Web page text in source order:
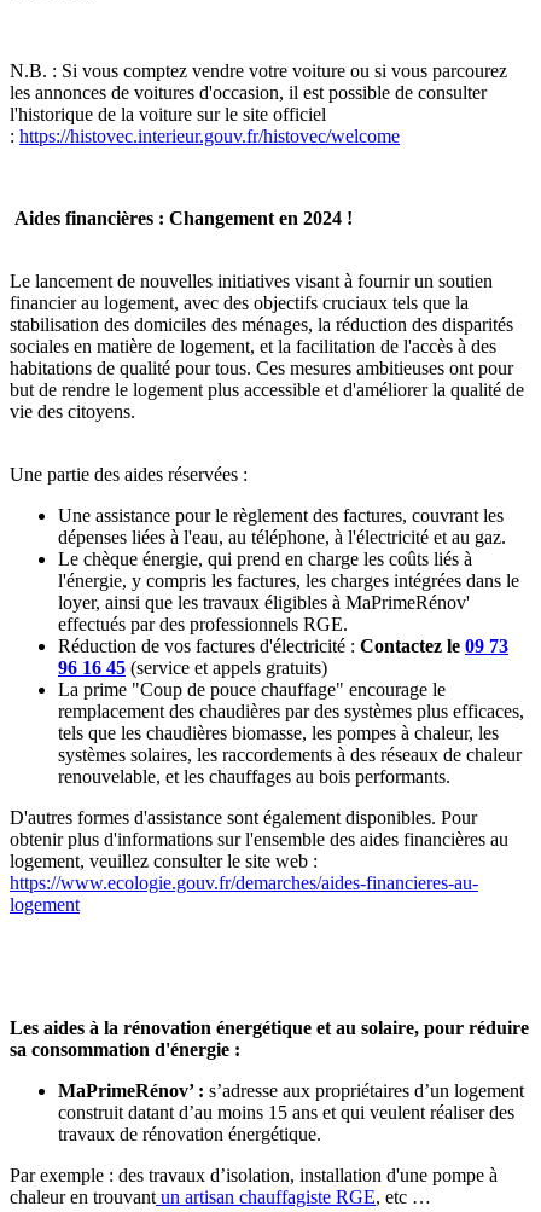
N.B. : Si vous comptez vendre votre voiture ou si vous parcourez
les annonces de voitures d'occasion, il est possible de consulter
l'historique de la voiture sur le site officiel
: https://histovec.interieur.gouv.fr/histovec/welcome
Aides financières : Changement en 2024 !
Le lancement de nouvelles initiatives visant à fournir un soutien
financier au logement, avec des objectifs cruciaux tels que la
stabilisation des domiciles des ménages, la réduction des disparités
sociales en matière de logement, et la facilitation de l'accès à des
habitations de qualité pour tous. Ces mesures ambitieuses ont pour
but de rendre le logement plus accessible et d'améliorer la qualité de
vie des citoyens.
Une partie des aides réservées :
Une assistance pour le règlement des factures, couvrant les
dépenses liées à l'eau, au téléphone, à l'électricité et au gaz.
Le chèque énergie, qui prend en charge les coûts liés à
l'énergie, y compris les factures, les charges intégrées dans le
loyer, ainsi que les travaux éligibles à MaPrimeRénov'
effectués par des professionnels RGE.
Réduction de vos factures d'électricité : Contactez le 09 73
96 16 45 (service et appels gratuits)
La prime "Coup de pouce chauffage" encourage le
remplacement des chaudières par des systèmes plus efficaces,
tels que les chaudières biomasse, les pompes à chaleur, les
systèmes solaires, les raccordements à des réseaux de chaleur
renouvelable, et les chauffages au bois performants.
D'autres formes d'assistance sont également disponibles. Pour
obtenir plus d'informations sur l'ensemble des aides financières au
logement, veuillez consulter le site web :
https://www.ecologie.gouv.fr/demarches/aides-financieres-au-
logement
Les aides à la rénovation énergétique et au solaire, pour réduire
sa consommation d'énergie :
MaPrimeRénov’ : s’adresse aux propriétaires d’un logement
construit datant d’au moins 15 ans et qui veulent réaliser des
travaux de rénovation énergétique.
Par exemple : des travaux d’isolation, installation d'une pompe à
chaleur en trouvant un artisan chauffagiste RGE, etc …